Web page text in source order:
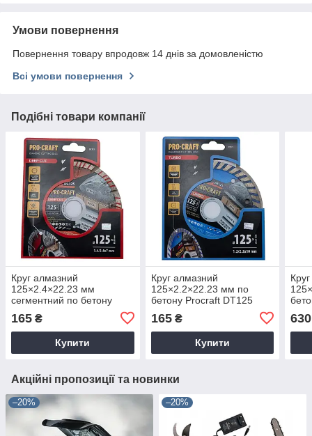
Умови повернення
Повернення товару впродовж 14 днів за домовленістю
Всі умови повернення
Подібні товари компанії
Круг алмазний
125×2.4×22.23 мм
сегментний по бетону
165 ₴
Купити
Круг алмазний
125×2.2×22.23 мм по
бетону Procraft DT125
165₴
Купити
630
Акційні пропозиції та новинки
–20% –20%